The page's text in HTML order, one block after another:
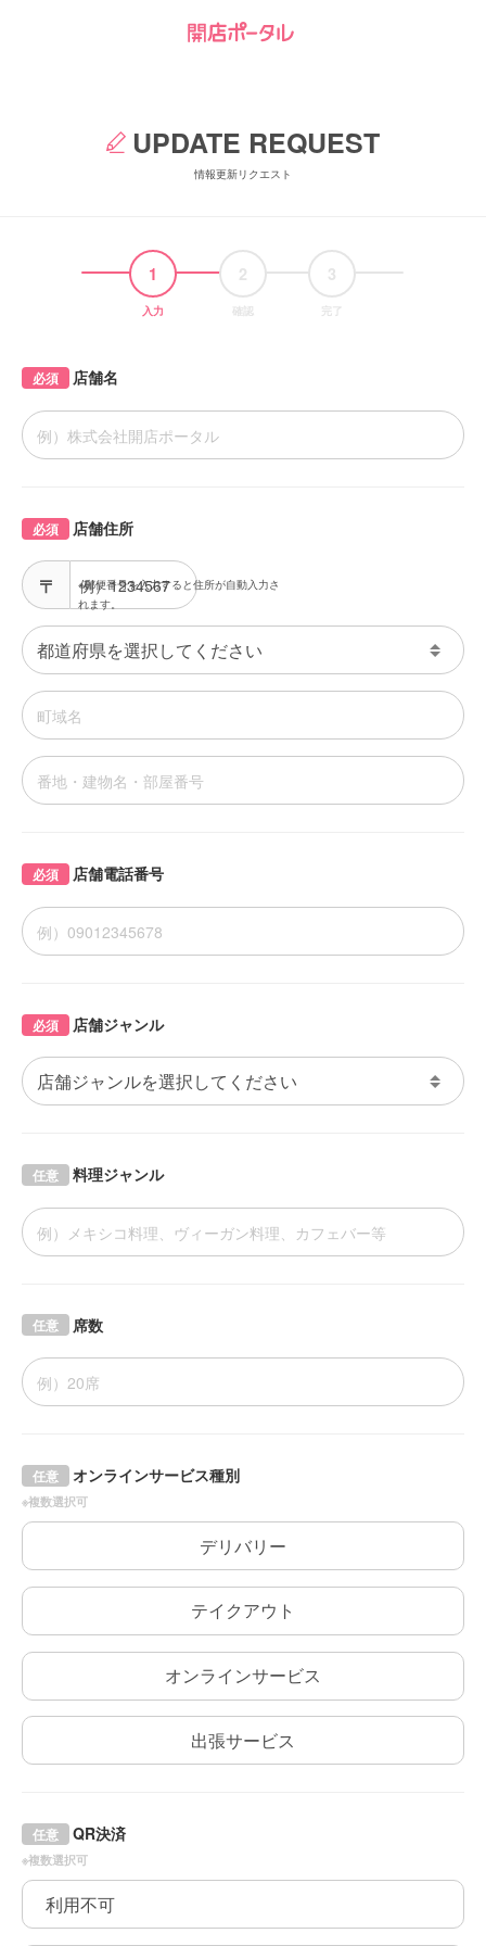
UPDATE REQUEST
情報更新リクエスト
1
入力
2
確認
3
完了
店舗名
必須
店舗住所
必須
※郵便番号を入力すると住所が自動入力さ
れます。
店舗電話番号
必須
店舗ジャンル
必須
料理ジャンル
任意
席数
任意
オンラインサービス種別
任意
※複数選択可
デリバリー
テイクアウト
オンラインサービス
出張サービス
QR決済
任意
※複数選択可
利用不可